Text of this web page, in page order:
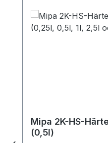
Mipa 2K-HS-
(0,5l)